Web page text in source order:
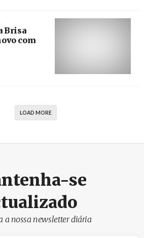
Brisa
com
LOAD MORE
se
a nossa newsletter diária